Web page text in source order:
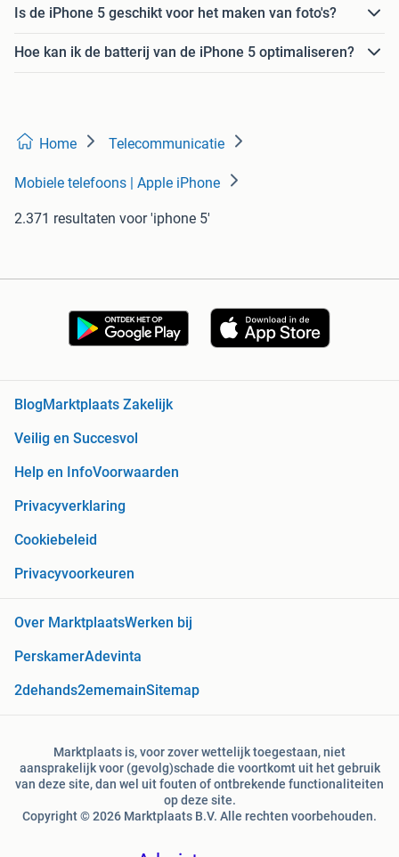
Is de iPhone 5 geschikt voor het maken van foto's?
Hoe kan ik de batterij van de iPhone 5 optimaliseren?
Home Telecommunicatie
Mobiele telefoons | Apple iPhone
2.371 resultaten voor 'iphone 5'
BlogMarktplaats Zakelijk
Veilig en Succesvol
Help en InfoVoorwaarden
Privacyverklaring
Cookiebeleid
Privacyvoorkeuren
Over MarktplaatsWerken bij
PerskamerAdevinta
2dehands2ememainSitemap
Marktplaats is, voor zover wettelijk toegestaan, niet
aansprakelijk voor (gevolg)schade die voortkomt uit het gebruik
van deze site, dan wel uit fouten of ontbrekende functionaliteiten
op deze site.
Copyright © 2026 Marktplaats B.V. Alle rechten voorbehouden.